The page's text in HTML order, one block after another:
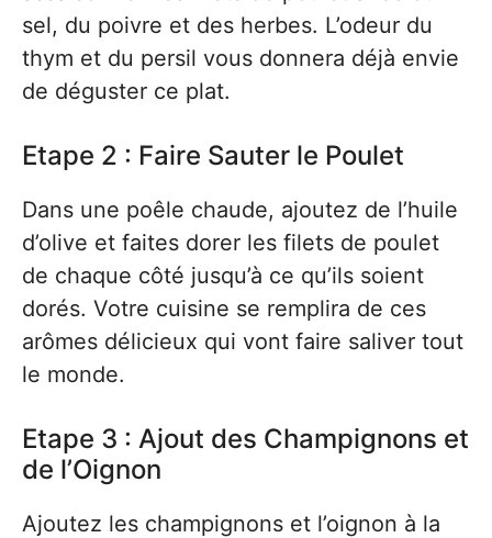
sel, du poivre et des herbes. L’odeur du
thym et du persil vous donnera déjà envie
de déguster ce plat.
Etape 2 : Faire Sauter le Poulet
Dans une poêle chaude, ajoutez de l’huile
d’olive et faites dorer les filets de poulet
de chaque côté jusqu’à ce qu’ils soient
dorés. Votre cuisine se remplira de ces
arômes délicieux qui vont faire saliver tout
le monde.
Etape 3 : Ajout des Champignons et
de l’Oignon
Ajoutez les champignons et l’oignon à la